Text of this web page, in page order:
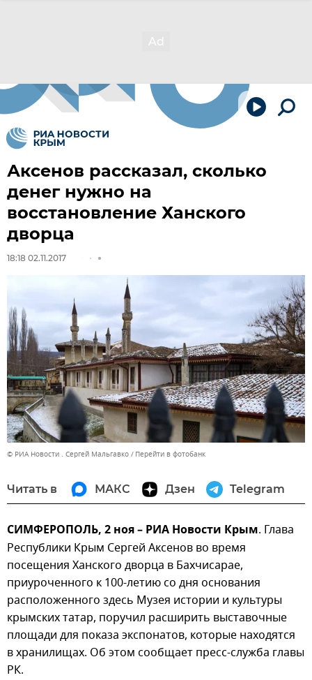
Аксенов рассказал, сколько
денег нужно на
восстановление Ханского
дворца
18:18 02.11.2017
© РИА Новости . Сергей Мальгавко Перейти в фотобанк
Читать в МАКС Дзен Telegram
СИМФЕРОПОЛЬ, 2 ноя – РИА Новости Крым. Глава
Республики Крым Сергей Аксенов во время
посещения Ханского дворца в Бахчисарае,
приуроченного к 100-летию со дня основания
расположенного здесь Музея истории и культуры
крымских татар, поручил расширить выставочные
площади для показа экспонатов, которые находятся
в хранилищах. Об этом сообщает пресс-служба главы
РК.